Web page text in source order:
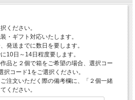
の1程度のお湯と紅茶のティーバッグを入れしばら
ミルクを入れお好みで砂糖を入れ電子レンジでチ
。
と紅茶のティーバッグとお好みの香辛料を適量入
取り出しミルクとお好みで砂糖を入れ電子レンジ
さい。
る場合、ホッチキスの針のアルミ部分が反応して
ついてないものか針を外してからチンするように
ティーバッグが膨らんで破れたりする可能性があ
飲み物と共に器・取手も熱くなりますので火傷な
ください。
・ギフト対応いたします。
発送までに数日を要します。
10日～14日程度要します。
品と２個で箱をご希望の場合、選択コー
択コード1をご選択ください。
注文いただく際の備考欄に、「２個一緒
ください。